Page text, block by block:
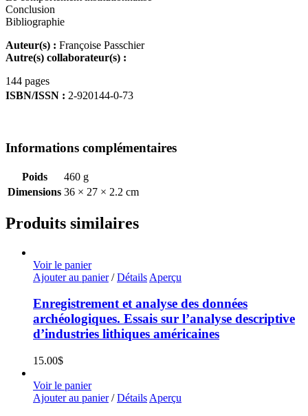
Conclusion
Bibliographie
Auteur(s) : Françoise Passchier
Autre(s) collaborateur(s) :
144 pages
ISBN/ISSN : 2-920144-0-73
Informations complémentaires
Poids
460 g
Dimensions 36 × 27 × 2.2 cm
Produits similaires
Voir le panier
Ajouter au panier / Détails Aperçu
Enregistrement et analyse des données
archéologiques. Essais sur l’analyse descriptive
d’industries lithiques américaines
15.00$
Voir le panier
Ajouter au panier / Détails Aperçu